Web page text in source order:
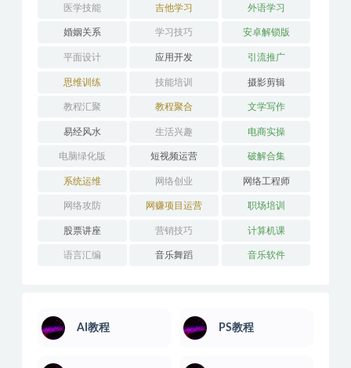
医学技能 吉他学习 外语学习
婚姻关系 学习技巧 安卓解锁版
平面设计 应用开发 引流推广
思维训练 技能培训 摄影剪辑
教程汇聚 教程聚合 文学写作
易经风水 生活兴趣 电商实操
电脑绿化版 短视频运营 破解合集
系统运维 网络创业 网络工程师
网络攻防 网赚项目运营 职场培训
股票讲座 营销技巧 计算机课
语言汇编 音乐舞蹈 音乐软件
AI教程 PS教程